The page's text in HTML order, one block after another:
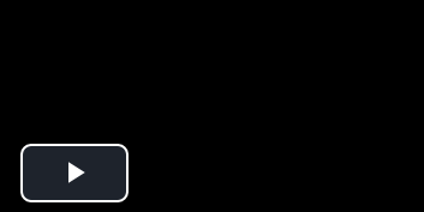
P